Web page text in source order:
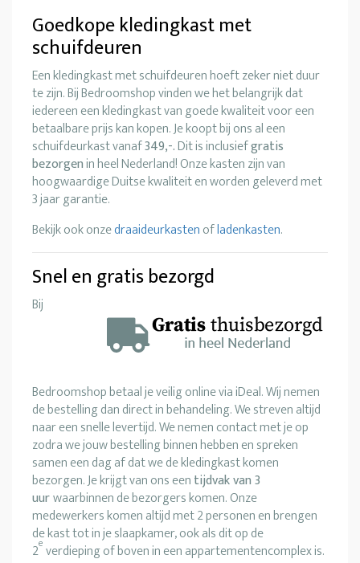
Goedkope kledingkast met
schuifdeuren
Een kledingkast met schuifdeuren hoeft zeker niet duur
te zijn. Bij Bedroomshop vinden we het belangrijk dat
iedereen een kledingkast van goede kwaliteit voor een
betaalbare prijs kan kopen. Je koopt bij ons al een
schuifdeurkast vanaf349,-.Dit is inclusiefgratis
bezorgenin heel Nederland! Onze kasten zijn van
hoogwaardige Duitse kwaliteit en worden geleverd met
3 jaar garantie.
Bekijk ook onzedraaideurkastenofladenkasten.
Snel en gratis bezorgd
Bij
Bedroomshop betaal je veilig online via iDeal. Wij nemen
de bestelling dan direct in behandeling. We streven altijd
naar een snelle levertijd. We nemen contact met je op
zodra we jouw bestelling binnen hebben en spreken
samen een dag af dat we de kledingkast komen
bezorgen. Je krijgt van ons eentijdvak van 3
uurwaarbinnen de bezorgers komen. Onze
medewerkers komen altijd met 2 personen en brengen
de kast tot in je slaapkamer, ook als dit op de
2everdieping of boven in een appartementencomplex is.